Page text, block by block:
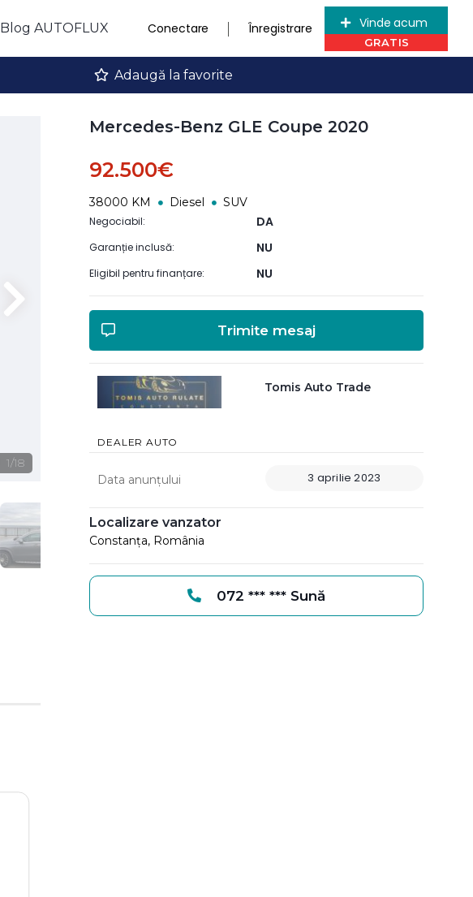
Blog AUTOFLUX Conectare Înregistrare Vinde acum
Adaugă la favorite
1/18
Mercedes-Benz GLE Coupe 2020
92.500€
38000 KM Diesel SUV
Negociabil: DA
Garanție inclusă: NU
Eligibil pentru finanțare: NU
Trimite mesaj
DEALER AUTO
Tomis Auto Trade
Data anunțului 3 aprilie 2023
Localizare vanzator
Constanța, România
072 *** *** Sună